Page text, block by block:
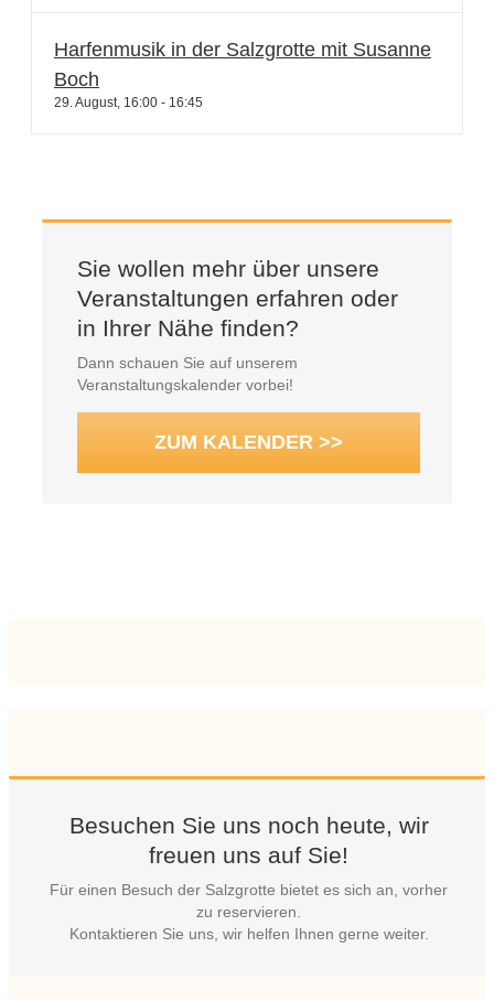
Harfenmusik in der Salzgrotte mit Susanne
Boch
29. August, 16:00 - 16:45
Sie wollen mehr über unsere
Veranstaltungen erfahren oder
in Ihrer Nähe finden?
Dann schauen Sie auf unserem
Veranstaltungskalender vorbei!
ZUM KALENDER >>
Besuchen Sie uns noch heute, wir
freuen uns auf Sie!
Für einen Besuch der Salzgrotte bietet es sich an, vorher
zu reservieren.
Kontaktieren Sie uns, wir helfen Ihnen gerne weiter.